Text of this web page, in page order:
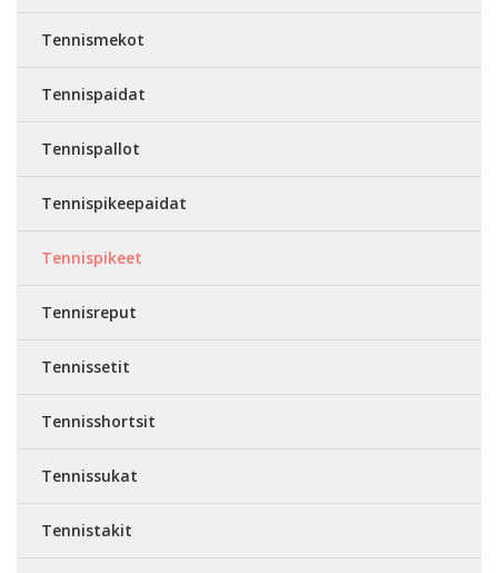
Tennismekot
Tennispaidat
Tennispallot
Tennispikeepaidat
Tennispikeet
Tennisreput
Tennissetit
Tennisshortsit
Tennissukat
Tennistakit